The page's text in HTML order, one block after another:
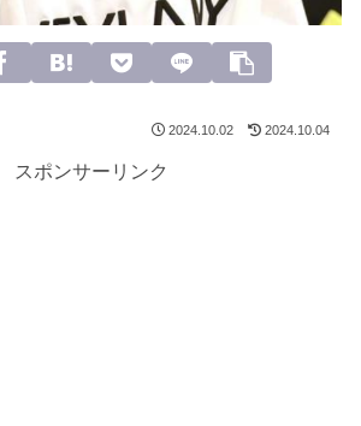
2024.10.02 2024.10.04
スポンサーリンク